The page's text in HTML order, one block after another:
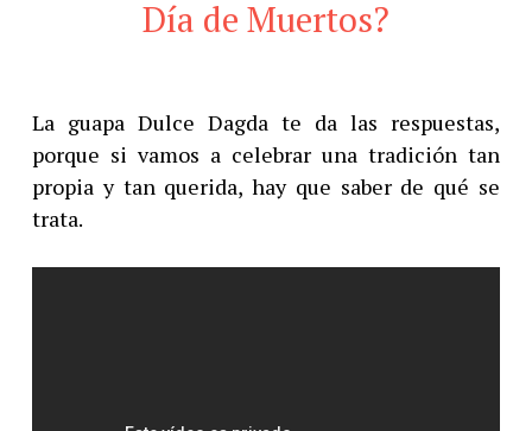
Día de Muertos?
La guapa Dulce Dagda te da las respuestas,
porque si vamos a celebrar una tradición tan
propia y tan querida, hay que saber de qué se
trata.